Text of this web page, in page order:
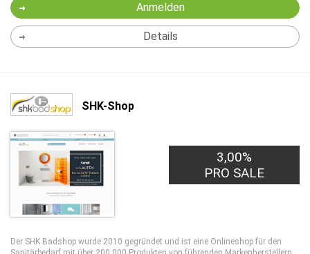
Anmelden
Details
SHK-Shop
3,00%
PRO SALE
Der SHK Badshop wurde 2010 gegründet und ist eine Onlineshop für den